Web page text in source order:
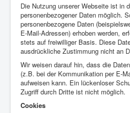
Die Nutzung unserer Webseite ist in
personenbezogener Daten möglich.
personenbezogene Daten
E-Mail-Adressen) erhoben werden,
stets auf freiwilliger Basis. Diese
ausdrückliche Zustimmung nicht an
Wir weisen darauf hin, dass die
(z.B. bei der Kommunikation per E-
aufweisen kann. Ein lückenloser
Zugriff durch Dritte ist nicht möglich.
Cookies